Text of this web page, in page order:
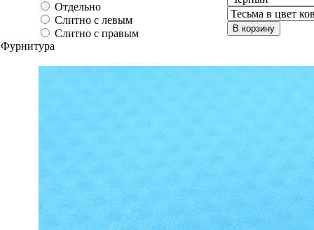
Отдельно
Слитно с левым
Слитно с правым
В корзину
Фурнитура